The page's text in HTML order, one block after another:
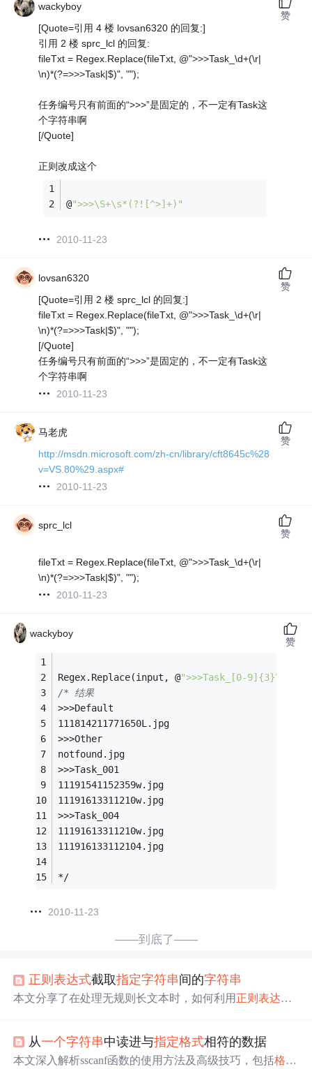
wackyboy
[Quote=引用 4 楼 lovsan6320 的回复:]
引用 2 楼 sprc_lcl 的回复:
fileTxt = Regex.Replace(fileTxt, @">>>Task_\d+(\r|
\n)*(?=>>>Task|$)", "");
任务编号只有前面的“>>>”是固定的，不一定有Task这
个字符串啊
[/Quote]
正则改成这个
@">>>\S+\s*(?![^>]+)"
2010-11-23
赞
lovsan6320
[Quote=引用 2 楼 sprc_lcl 的回复:]
fileTxt = Regex.Replace(fileTxt, @">>>Task_\d+(\r|
\n)*(?=>>>Task|$)", "");
[/Quote]
任务编号只有前面的“>>>”是固定的，不一定有Task这
个字符串啊
2010-11-23
赞
马老虎
http://msdn.microsoft.com/zh-cn/library/cft8645c%28
v=VS.80%29.aspx#
2010-11-23
赞
sprc_lcl
fileTxt = Regex.Replace(fileTxt, @">>>Task_\d+(\r|
\n)*(?=>>>Task|$)", "");
2010-11-23
赞
wackyboy
Regex.Replace(input, @">>>Task_[0-
/* 结果
>>>Default
111814211771650L.jpg
>>>Other
notfound.jpg
>>>Task_001
11191541152359w.jpg
11191613311210w.jpg
>>>Task_004
11191613311210w.jpg
111916133112104.jpg
*/
2010-11-23
赞
——到底了——
正则表达式截取指定字符串间的字符串
本文分享了在处理无规则长文本时，如何利用 正则表达式
表达式的强大功能。
从一个字符串中读进与指定格式相符的数据
本文深入解析sscanf函数的使用方法及高级技巧，包括格式